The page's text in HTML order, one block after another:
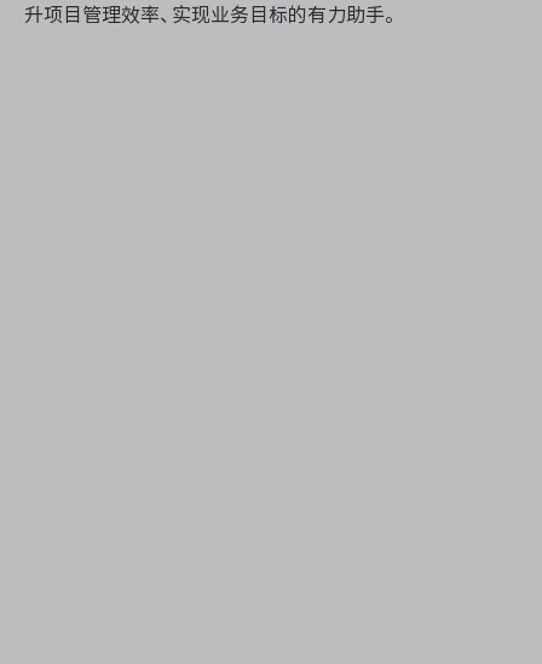
升项目管理效率、实现业务目标的有力助手。